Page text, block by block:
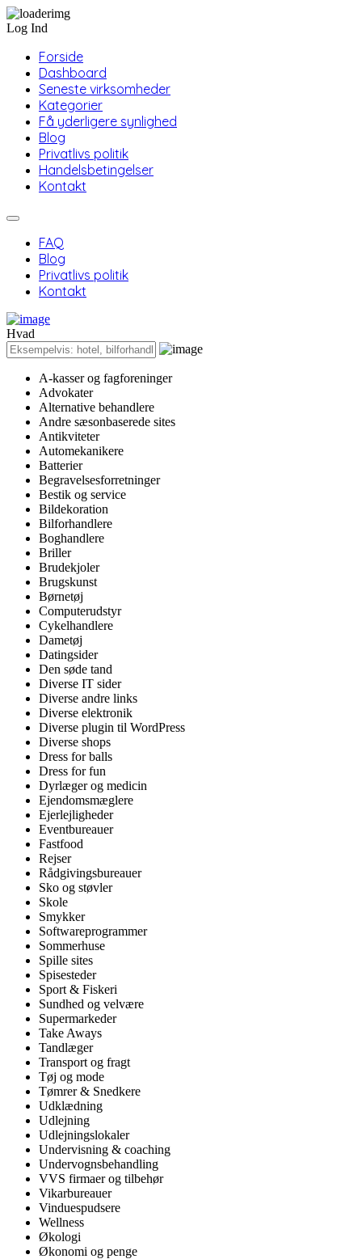
Log Ind
Forside
Dashboard
Seneste virksomheder
Kategorier
Få yderligere synlighed
Blog
Privatlivs politik
Handelsbetingelser
Kontakt
FAQ
Blog
Privatlivs politik
Kontakt
Hvad
A-kasser og fagforeninger
Advokater
Alternative behandlere
Andre sæsonbaserede sites
Antikviteter
Automekanikere
Batterier
Begravelsesforretninger
Bestik og service
Bildekoration
Bilforhandlere
Boghandlere
Briller
Brudekjoler
Brugskunst
Børnetøj
Computerudstyr
Cykelhandlere
Dametøj
Datingsider
Den søde tand
Diverse IT sider
Diverse andre links
Diverse elektronik
Diverse plugin til WordPress
Diverse shops
Dress for balls
Dress for fun
Dyrlæger og medicin
Ejendomsmæglere
Ejerlejligheder
Eventbureauer
Fastfood
Rejser
Rådgivingsbureauer
Sko og støvler
Skole
Smykker
Softwareprogrammer
Sommerhuse
Spille sites
Spisesteder
Sport & Fiskeri
Sundhed og velvære
Supermarkeder
Take Aways
Tandlæger
Transport og fragt
Tøj og mode
Tømrer & Snedkere
Udklædning
Udlejning
Udlejningslokaler
Undervisning & coaching
Undervognsbehandling
VVS firmaer og tilbehør
Vikarbureauer
Vinduespudsere
Wellness
Økologi
Økonomi og penge